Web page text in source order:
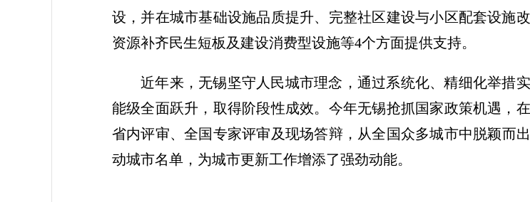
设，并在城市基础设施品质提升、完整社区建设与小区配套设施
资源补齐民生短板及建设消费型设施等4个方面提供支持。
近年来，无锡坚守人民城市理念，通过系统化、精细化举措
能级全面跃升，取得阶段性成效。今年无锡抢抓国家政策机遇，
省内评审、全国专家评审及现场答辩，从全国众多城市中脱颖而
动城市名单，为城市更新工作增添了强劲动能。